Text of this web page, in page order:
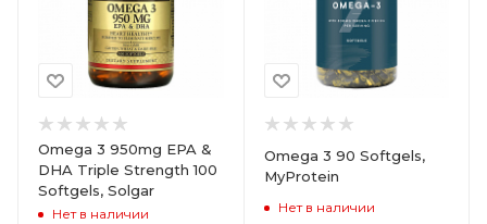
Omega 3 950mg EPA &
DHA Triple Strength 100
Softgels, Solgar
Нет в наличии
Omega 3 90 Softgels,
MyProtein
Нет в наличии